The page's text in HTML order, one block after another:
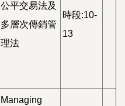
公平交易法及
多層次傳銷管
理法
時段:10-
13
Managing